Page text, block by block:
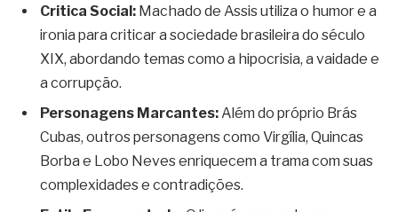
Critica Social: Machado de Assis utiliza o humor e a
ironia para criticar a sociedade brasileira do século
XIX, abordando temas como a hipocrisia, a vaidade e
a corrupção.
Personagens Marcantes:Além do próprio Brás
Cubas, outros personagens como Virgília, Quincas
Borba e Lobo Neves enriquecem a trama com suas
complexidades e contradições.